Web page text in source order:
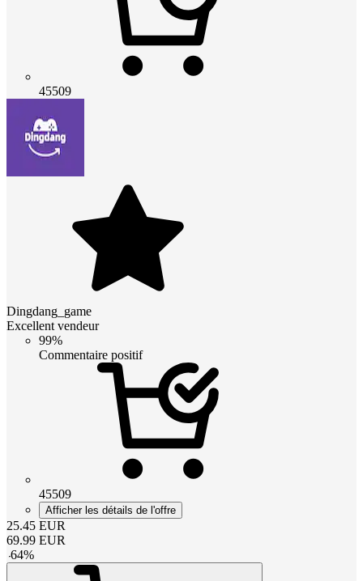
45509
Dingdang_game
Excellent vendeur
99%
Commentaire positif
45509
Afficher les détails de l'offre
25.45 EUR
69.99 EUR
-64%